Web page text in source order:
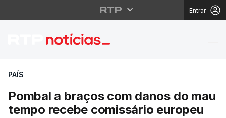
Entrar
Pombal a braços
PAÍS
Pombal a braços com danos do mau
tempo recebe comissário europeu